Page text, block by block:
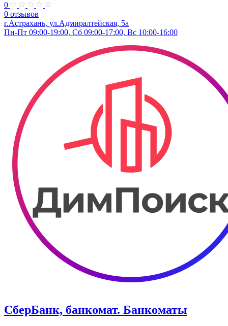
0
0 отзывов
г.Астрахань, ул.Адмиралтейская, 5а
Пн-Пт 09:00-19:00, Сб 09:00-17:00, Вс 10:00-16:00
СберБанк, банкомат. Банкоматы